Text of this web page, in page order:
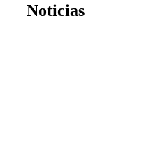
Noticias